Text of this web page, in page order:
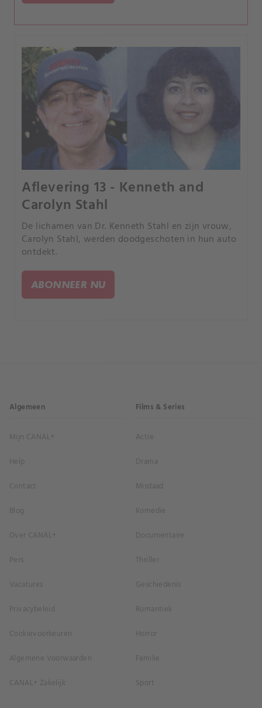
Aflevering 13 - Kenneth and
Carolyn Stahl
De lichamen van Dr. Kenneth Stahl en zijn vrouw,
Carolyn Stahl, werden doodgeschoten in hun auto
ontdekt.
ABONNEER NU
Algemeen
Mijn CANAL+
Help
Contact
Blog
Over CANAL+
Pers
Vacatures
Privacybeleid
Cookievoorkeuren
Algemene Voorwaarden
CANAL+ Zakelijk
Films & Series
Actie
Drama
Misdaad
Komedie
Documentaire
Thriller
Geschiedenis
Romantiek
Horror
Familie
Sport